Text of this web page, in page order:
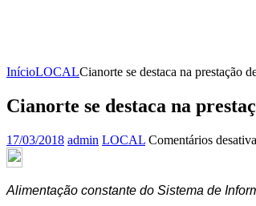
InícioLOCALCianorte se destaca na prestação
Cianorte se destaca na
17/03/2018 admin LOCAL Comentários
Alimentação constante do Sistema de